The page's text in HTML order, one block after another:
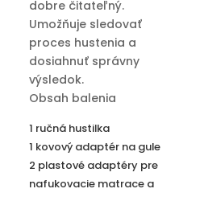
dobre čitateľný.
Umožňuje sledovať
proces hustenia a
dosiahnuť správny
výsledok.
Obsah balenia
1 ručná hustilka
1 kovový adaptér na gule
2 plastové adaptéry pre
nafukovacie matrace a